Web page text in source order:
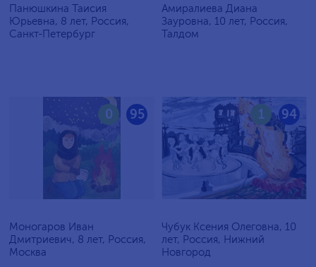
Панюшкина Таисия
Юрьевна, 8 лет, Россия,
Санкт-Петербург
Амиралиева Диана
Зауровна, 10 лет, Россия,
Талдом
95
0
Моногаров Иван
Дмитриевич, 8 лет, Россия,
Москва
94
1
Чубук Ксения Олеговна, 10
лет, Россия, Нижний
Новгород